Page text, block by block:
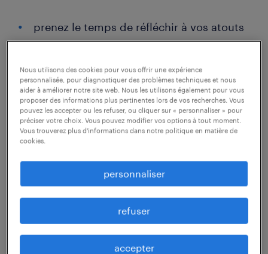
prenez le temps de réfléchir à vos atouts
talent est important
suivez une formation
postulez quand-même
ne baissez pas les bras
prenez le temps de réfléchir à vos
atouts
Il est important de ne pas postuler de
manière irréfléchie. Prenez d’abord le temps
Nous utilisons des cookies pour vous offrir une expérience
personnalisée, pour diagnostiquer des problèmes techniques et nous
aider à améliorer notre site web. Nous les utilisons également pour vous
proposer des informations plus pertinentes lors de vos recherches. Vous
pouvez les accepter ou les refuser, ou cliquer sur « personnaliser » pour
préciser votre choix. Vous pouvez modifier vos options à tout moment.
Vous trouverez plus d'informations dans notre politique en matière de
cookies.
personnaliser
refuser
accepter